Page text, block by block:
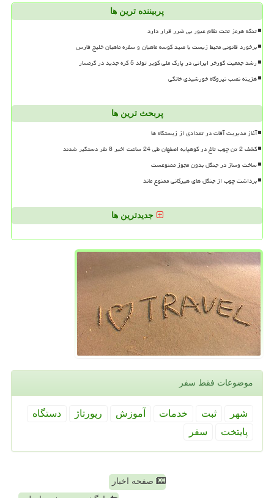
پربیننده ترین ها
تنگه هرمز تحت نظام عبور بی ضرر قرار دارد
برخورد قانونی محیط زیست با صید کوسه ماهیان و سفره ماهیان خلیج فارس
رشد جمعیت گورخر ایرانی در پارک ملی کویر تولد 5 کره جدید در گرمسار
هزینه نصب نیروگاه خورشیدی خانگی
پربحث ترین ها
آغاز مدیریت آفات در تعدادی از زیستگاه ها
کشف 2 تن چوب تاغ در کوهپایه اصفهان طی 24 ساعت اخیر 8 نفر دستگیر شدند
ساخت وساز در جنگل بدون مجوز ممنوعست
برداشت چوب از جنگل های هیرکانی ممنوع ماند
جدیدترین ها
موضوعات فقط سفر
شهر ثبت خدمات آموزش رپورتاژ
دستگاه
پایتخت
سفر
صفحه اخبار